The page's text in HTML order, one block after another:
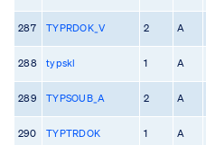
287 TYPRDOK_V 2 A
288 typskl 1 A
289 TYPSOUB_A 2 A
290 TYPTRDOK 1 A